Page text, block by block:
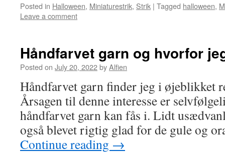
Posted in Halloween, Miniaturestrik, Strik | Tagged halloween,
Leave a comment
Håndfarvet garn og hvorfor
Posted on July 20, 2022byAlfien
Håndfarvet garn finder jeg i øjeblikket
Årsagen til denne interesse er
håndfarvet garn kan fås i. Lidt
også blevet rigtig glad for de gule og
Continue reading →